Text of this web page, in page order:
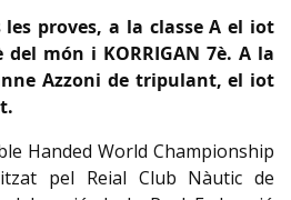
proves, a la classe A el iot
del món i KORRIGAN 7è. A la
Azzoni de tripulant, el iot
Handed World Championship
pel Reial Club Nàutic de